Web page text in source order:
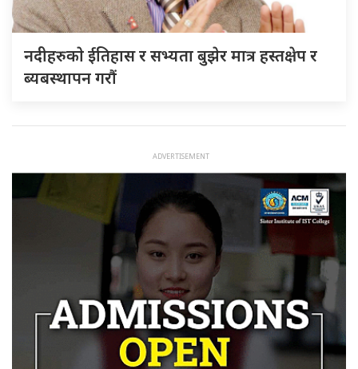
नदीहरुकाे ईतिहास र सभ्यता बुझेर मात्र हस्तक्षेप र
ब्यबस्थापन गराैं